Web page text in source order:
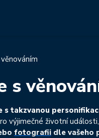
s
s takzvanou
výjimečné životní
fotografii dle vašeho